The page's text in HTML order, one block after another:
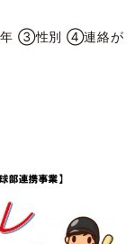
年 ③性別 ④連絡が